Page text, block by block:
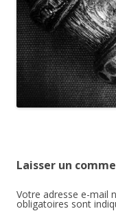
Laisser un
Votre adresse e-mail
obligatoires sont